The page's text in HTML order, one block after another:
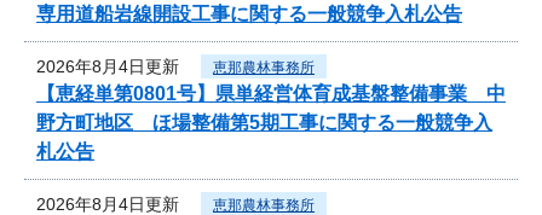
専用道船岩線開設工事に関する一般競争入札公告
2026年8月4日更新 恵那農林事務所
【恵経単第0801号】県単経営体育成基盤整備事業 中
野方町地区 ほ場整備第5期工事に関する一般競争入
札公告
2026年8月4日更新 恵那農林事務所